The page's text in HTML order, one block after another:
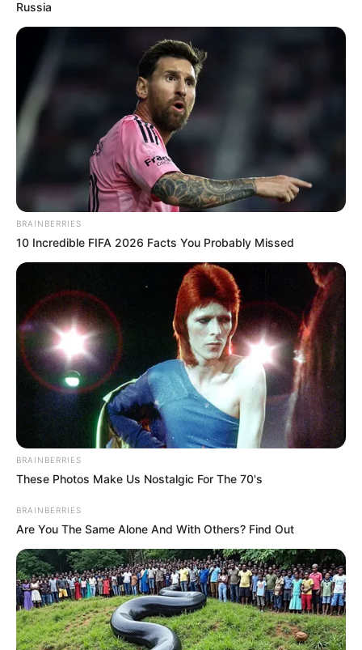
Russia
BRAINBERRIES
10 Incredible FIFA 2026 Facts You Probably Missed
BRAINBERRIES
These Photos Make Us Nostalgic For The 70's
BRAINBERRIES
Are You The Same Alone And With Others? Find Out